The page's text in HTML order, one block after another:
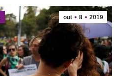
out 8 2019